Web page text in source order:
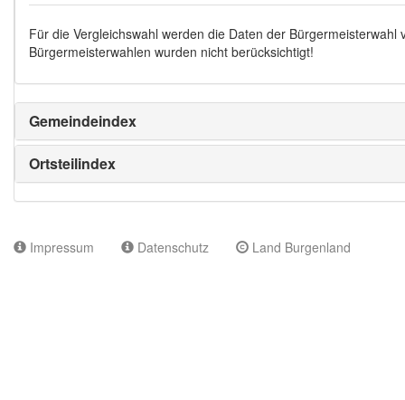
Für die Vergleichswahl werden die Daten der Bürgermeisterwahl
Bürgermeisterwahlen wurden nicht berücksichtigt!
Gemeindeindex
Ortsteilindex
Impressum Datenschutz Land Burgenland